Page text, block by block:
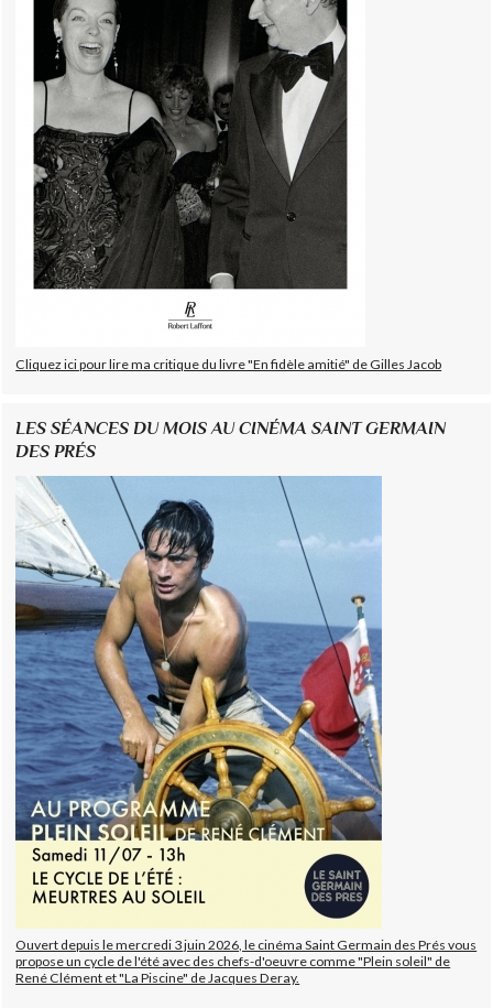
Cliquez ici pour lire ma critique du livre "En fidèle amitié" de Gilles Jacob
LES SÉANCES DU MOIS AU CINÉMA SAINT GERMAIN
DES PRÉS
Ouvert depuis le mercredi 3 juin 2026, le cinéma Saint Germain des Prés vous
propose un cycle de l'été avec des chefs-d'oeuvre comme "Plein soleil" de
René Clément et "La Piscine" de Jacques Deray.